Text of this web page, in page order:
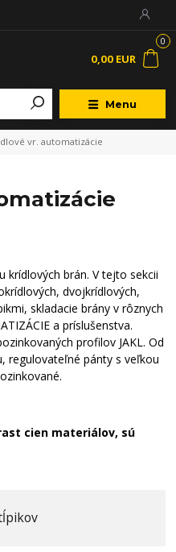
Menu
0
0,00 EUR
vr. automatizácie
krídlových brán. V tejto sekcii
dvojkrídlových,
skladacie brány v rôznych
a príslušenstva.
profilov JAKL. Od
regulovateľné pánty s veľkou
rast cien materiálov, sú